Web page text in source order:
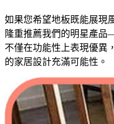
如果您希望地板既能展現
隆重推薦我們的明星產
不僅在功能性上表現優異
的家居設計充滿可能性。